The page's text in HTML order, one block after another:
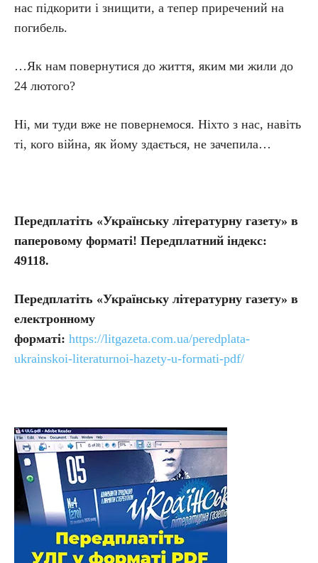
нас підкорити і знищити, а тепер приречений на
погибель.
…Як нам повернутися до життя, яким ми жили до
24 лютого?
Ні, ми туди вже не повернемося. Ніхто з нас, навіть
ті, кого війна, як йому здається, не зачепила…
Передплатіть «Українську літературну газету» в
паперовому форматі! Передплатний індекс:
49118.
Передплатіть «Українську літературну газету» в
електронному
форматі: https://litgazeta.com.ua/peredplata-
ukrainskoi-literaturnoi-hazety-u-formati-pdf/